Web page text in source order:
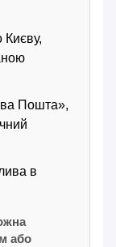
Пошта»,
в
або